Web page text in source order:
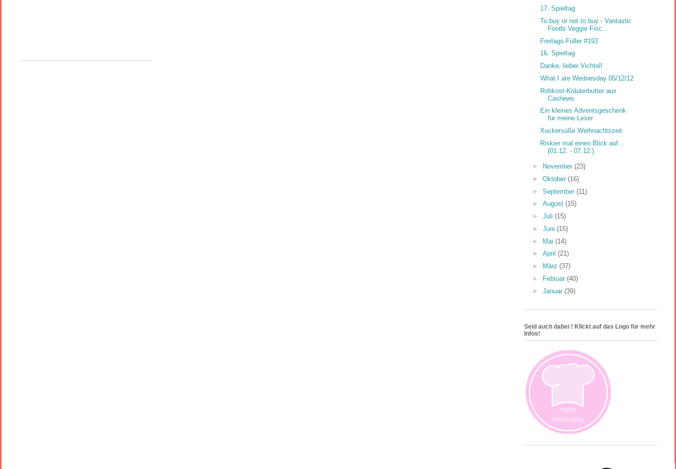
17. Spieltag
To buy or not to buy - Vantastic
Foods Veggie Fisc...
Freitags-Füller #193
16. Spieltag
Danke, lieber Vichtel!
What I ate Wednesday 05/12/12
Rohkost-Kräuterbutter aus
Cashews
Ein kleines Adventsgeschenk
für meine Leser
Xuckersüße Weihnachtszeit
Riskier mal einen Blick auf...
(01.12. - 07.12.)
► November (23)
► Oktober (16)
► September (11)
► August (15)
► Juli (15)
► Juni (15)
► Mai (14)
► April (21)
►
März (37)
►
Februar (40)
► Januar (39)
Seid auch dabei ! Klickt auf das Logo für mehr
Infos!